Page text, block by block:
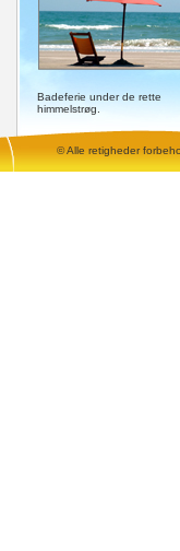
Badeferie under de rette
himmelstrøg.
© Alle retigheder